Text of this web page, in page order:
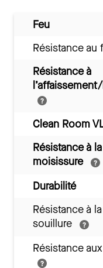
Feu
Résistance au
Résistance à
Clean Room
Résistance à la
moisissure
Durabilité
Résistance à la
souillure
Résistance